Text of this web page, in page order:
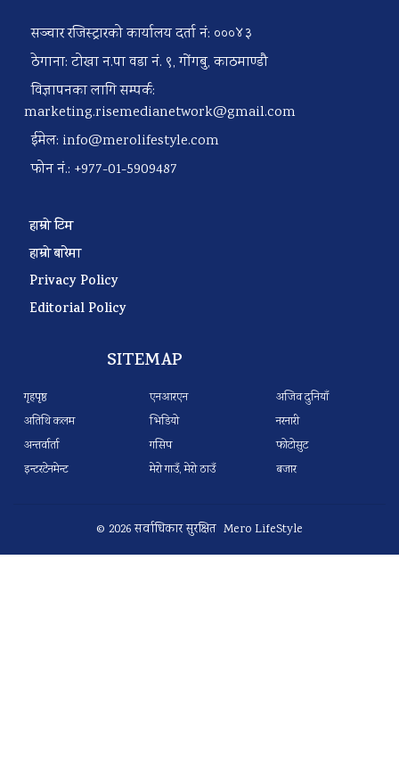
सञ्चार रजिस्ट्रारको कार्यालय दर्ता नं: ०००४३
ठेगाना: टोखा न.पा वडा नं. ९, गोंगबु, काठमाण्डौ
विज्ञापनका लागि सम्पर्क:
marketing.risemedianetwork@gmail.com
ईमेल: info@merolifestyle.com
फोन नं.: +977-01-5909487
हाम्रो टिम
हाम्रो बारेमा
Privacy Policy
Editorial Policy
SITEMAP
गृहपृष्ठ
अतिथि कलम
अन्तर्वार्ता
इन्टरटेनमेन्ट
एनआरएन
भिडियो
गसिप
मेरो गाउँ, मेरो ठाउँ
अजिव दुनियाँ
नरनारी
फोटोसुट
बजार
© 2026 सर्वाधिकार सुरक्षित Mero LifeStyle